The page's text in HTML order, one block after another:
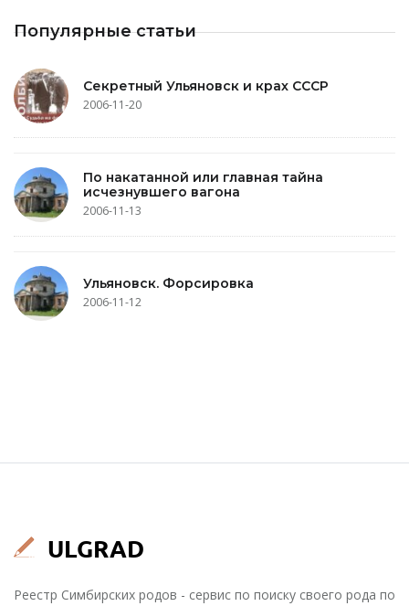
Популярные статьи
Секретный Ульяновск и крах СССР
2006-11-20
По накатанной или главная тайна
исчезнувшего вагона
2006-11-13
Ульяновск. Форсировка
2006-11-12
Реестр Симбирских родов - сервис по поиску своего рода по